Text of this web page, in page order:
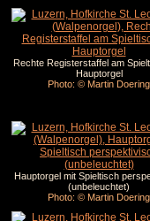
Rechte Registerstaffel am
Hauptorgel
Photo: © Martin Doering
Hauptorgel mit Spieltisch
(unbeleuchtet)
Photo: © Martin Doering